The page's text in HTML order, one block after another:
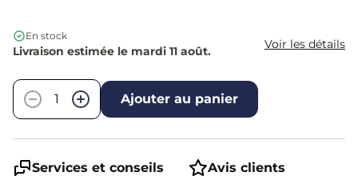
En stock
Livraison estimée le mardi 11 août. Voir les détails
−
+ Ajouter au panier
Services et conseils Avis clients